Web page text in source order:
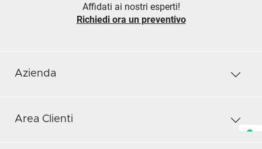
Affidati ai nostri esperti!
Richiedi ora un preventivo
Azienda
Area Clienti